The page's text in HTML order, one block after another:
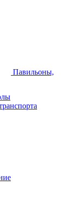
Павильоны,